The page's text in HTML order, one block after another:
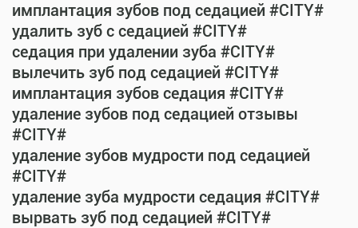
имплантация зубов под седацией #CITY#
удалить зуб с седацией #CITY#
седация при удалении зуба #CITY#
вылечить зуб под седацией #CITY#
имплантация зубов седация #CITY#
удаление зубов под седацией отзывы
#CITY#
удаление зубов мудрости под седацией
#CITY#
удаление зуба мудрости седация #CITY#
вырвать зуб под седацией #CITY#